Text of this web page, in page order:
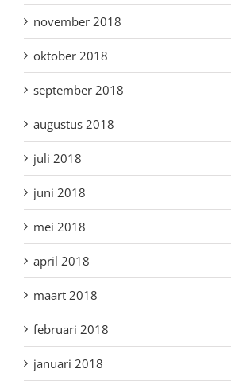
november 2018
oktober 2018
september 2018
augustus 2018
juli 2018
juni 2018
mei 2018
april 2018
maart 2018
februari 2018
januari 2018